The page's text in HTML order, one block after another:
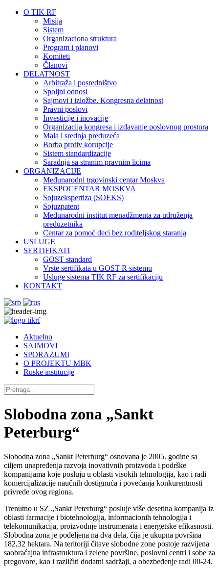
O TIK RF
Misija
Sistem
Organizaciona struktura
Program i planovi
Komiteti
Članovi
DELATNOST
Arbitraža i posredništvo
Spoljni odnosi
Sajmovi i izložbe. Kongresna delatnost
Pravni poslovi
Investicije i inovacije
Organizacija kongresa i izdavanje poslovnog prostora
Mala i srednja preduzeća
Borba protiv korupcije
Sistem standardizacije
Saradnja sa stranim pravnim licima
ORGANIZACIJE
Međunarodni trgovinski centar Moskva
EKSPOCENTAR MOSKVA
Sojuzekspertiza (SOEKS)
Sojuzpatent
Međunarodni institut menadžmenta za udruženja
preduzetnika
Centar za pomoć deci bez roditeljskog staranja
USLUGE
SERTIFIKATI
GOST standard
Vrste sertifikata u GOST R sistemu
Usluge sistema TIK RF za sertifikaciju
KONTAKT
Aktuelno
SAJMOVI
SPORAZUMI
O PROJEKTU MBK
Ruske institucije
Slobodna zona „Sankt
Peterburg“
Slobodna zona „Sankt Peterburg“ osnovana je 2005. godine sa
ciljem unapređenja razvoja inovativnih proizvoda i podrške
kompanijama koje posluju u oblasti visokih tehnologija, kao i radi
komercijalizacije naučnih dostignuća i povećanja konkurentnosti
privrede ovog regiona.
Trenutno u SZ „Sankt Peterburg“ posluje više desetina kompanija iz
oblasti farmacije i biotehnologija, informacionih tehnologija i
telekomunikacija, proizvodnje instrumenata i energetske efikasnosti.
Slobodna zona je podeljena na dva dela, čija je ukupna površina
182,32 hektara. Na teritoriji čitave slobodne zone postoje razvijena
saobraćajna infrastruktura i zelene površine, poslovni centri i sobe za
pregovore, kao i različiti dodatni sadržaji, a obezbeđenje radi 00-24.